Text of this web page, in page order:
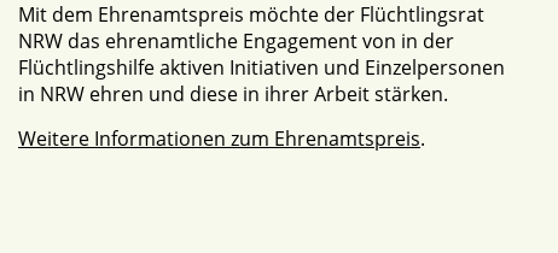
Mit dem Ehrenamtspreis möchte der Flüchtlingsrat
NRW das ehrenamtliche Engagement von in der
Flüchtlingshilfe aktiven Initiativen und Einzelpersonen
in NRW ehren und diese in ihrer Arbeit stärken.
Weitere Informationen zum Ehrenamtspreis.